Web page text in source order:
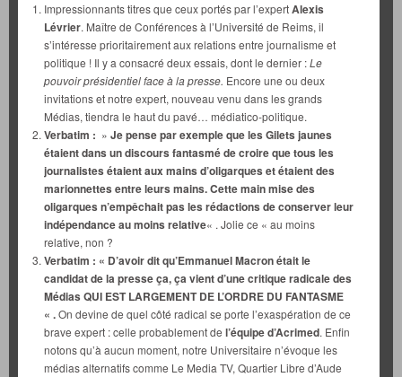
Impressionnants titres que ceux portés par l’expertAlexis
Lévrier. Maître de Conférences à l’Université de Reims, il
s’intéresse prioritairement aux relations entre journalisme et
politique ! Il y a consacré deux essais, dont le dernier :Le
pouvoir présidentiel face à la presse. Encore une ou deux
invitations et notre expert, nouveau venu dans les grands
Médias, tiendra le haut du pavé… médiatico-politique.
Verbatim : » Je pense par exemple que les Gilets jaunes
étaient dans un discours fantasmé de croire que tous les
journalistes étaient aux mains d’oligarques et étaient des
marionnettes entre leurs mains. Cette main mise des
oligarques n’empêchait pas les rédactions de conserver leur
indépendance au moins relative« . Jolie ce « au moins
relative, non ?
Verbatim : « D’avoir dit qu’Emmanuel Macron était le
candidat de la presse ça, ça vient d’une critique radicale des
Médias QUI EST LARGEMENT DE L’ORDRE DU FANTASME
« .On devine de quel côté radical se porte l’exaspération de ce
brave expert : celle probablement de l’équipe d’Acrimed. Enfin
notons qu’à aucun moment, notre Universitaire n’évoque les
médias alternatifs comme Le Media TV, Quartier Libre d’Aude